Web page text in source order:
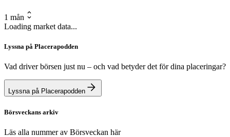
1 mån
Loading market data...
Lyssna på Placerapodden
Vad driver börsen just nu – och vad betyder det för dina placeringar?
Lyssna på Placerapodden
Börsveckans arkiv
Läs alla nummer av Börsveckan här